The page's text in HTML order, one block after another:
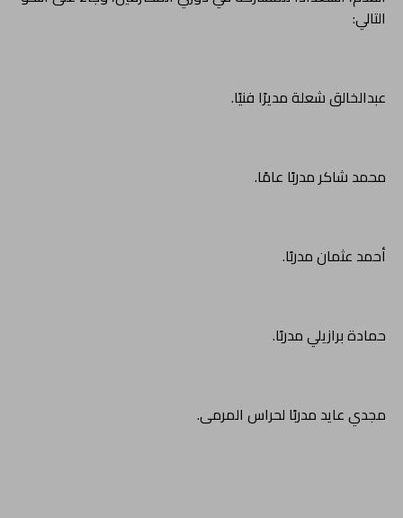
التالي:
عبدالخالق شعلة مديرًا فنيًا.
محمد شاكر مدربًا عامًا.
أحمد عثمان مدربًا.
حمادة برازيلي مدربًا.
مجدي عايد مدربًا لحراس المرمى.